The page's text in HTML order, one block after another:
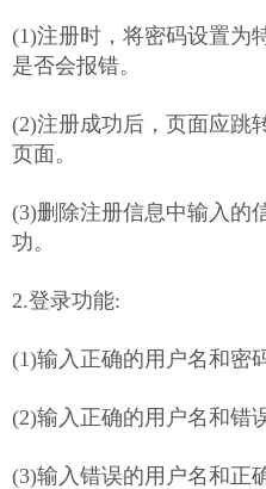
(1)注册时，将密码设置为
是否会报错。
(2)注册成功后，页面应跳
页面。
(3)删除注册信息中输入的
功。
2.登录功能:
(1)输入正确的用户名和密
(2)输入正确的用户名和错
(3)输入错误的用户名和正